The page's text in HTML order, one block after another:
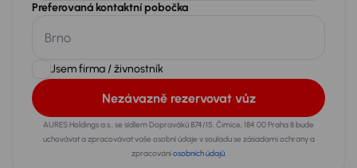
Preferovaná kontaktní pobočka
Jsem firma / živnostník
Nezávazně rezervovat vůz
AURES Holdings a.s., se sídlem Dopraváků 874/15, Čimice, 184 00 Praha 8 bude
uchovávat a zpracovávat vaše osobní údaje v souladu se zásadami ochrany a
zpracováníosobních údajů.